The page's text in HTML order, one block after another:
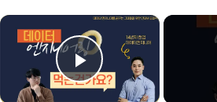
×
Play Video